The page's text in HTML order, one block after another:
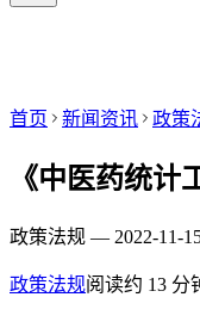
首页 新闻资讯 政策
《中医药统计
政策法规 — 2022-11-
政策法规阅读约 13 分